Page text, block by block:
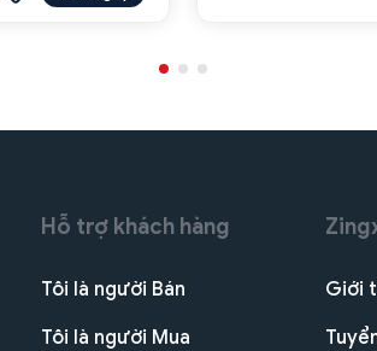
Hỗ trợ khách hàng
Tôi là người Bán
Tôi là người Mua
Giới